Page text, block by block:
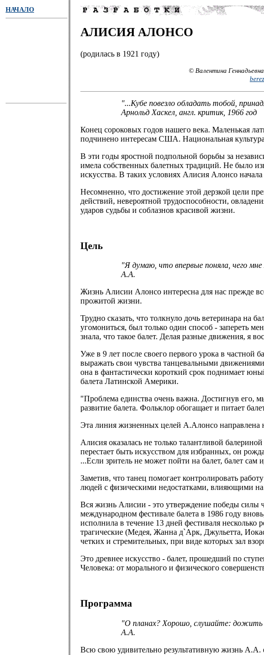
НАЧАЛО
АЛИСИЯ АЛОНСО
(родилась в 1921 году)
© Валентина
"...Кубе повезло обладать тобой,
Арнольд Хаскел, англ. критик, 1966 год
Конец сороковых годов нашего века. Маленькая
подчинено интересам США. Национальная
В эти годы яростной подпольной борьбы за
имела собственных балетных традиций. Не было
искусства. В таких условиях Алисия Алонсо
Несомненно, что достижение этой дерзкой цели
действий, невероятной трудоспособности,
ударов судьбы и соблазнов красивой жизни.
Цель
"Я думаю, что впервые поняла, чего мне
А.А.
Жизнь Алисии Алонсо интересна для нас прежде
прожитой жизни.
Трудно сказать, что толкнуло дочь ветеринара на
угомониться, был только один способ - запереть
знала, что такое балет. Делая разные движения, я
Уже в 9 лет после своего первого урока в частной
выражать свои чувства танцевальными
она в фантастически короткий срок поднимает
балета Латинской Америки.
"Проблема единства очень важна. Достигнув его,
развитие балета. Фольклор обогащает и питает
Эта линия жизненных целей А.Алонсо направлена
Алисия оказалась не только талантливой
перестает быть искусством для избранных, он
...Если зритель не может пойти на балет, балет сам
Заметив, что танец помогает контролировать
людей с физическими недостатками, влияющими на
Вся жизнь Алисии - это утверждение победы силы
международном фестивале балета в 1986 году
исполнила в течение 13 дней фестиваля несколько
трагические (Медея, Жанна д`Арк, Джульетта,
четких и стремительных, при виде которых зал
Это древнее искусство - балет, прошедший по
Человека: от морального и физического
Программа
"О планах? Хорошо, слушайте: дожить
А.А.
Всю свою удивительно результативную жизнь А.А.